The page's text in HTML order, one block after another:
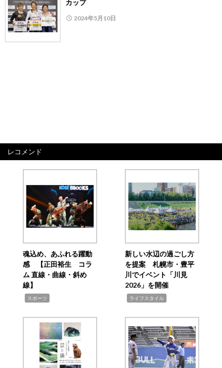
カップ
2024年5月10日
レコメンド
魂込め、あふれる躍動
感 【正田裕生 コラ
ム 直線・曲線・斜め
線】
スポーツ
新しい水辺の過ごし方
を提案 札幌市・豊平
川でイベント「川見
2026」を開催
ライフスタイル